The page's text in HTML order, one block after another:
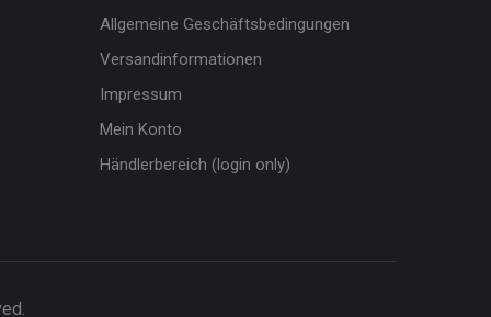
Allgemeine Geschäftsbedingungen
Versandinformationen
Impressum
Mein Konto
Händlerbereich (login only)